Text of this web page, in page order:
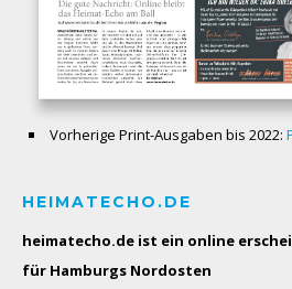
Vorherige Print-Ausgaben bis 2022:
HEIMATECHO.DE
heimatecho.de ist ein online
für Hamburgs Nordosten